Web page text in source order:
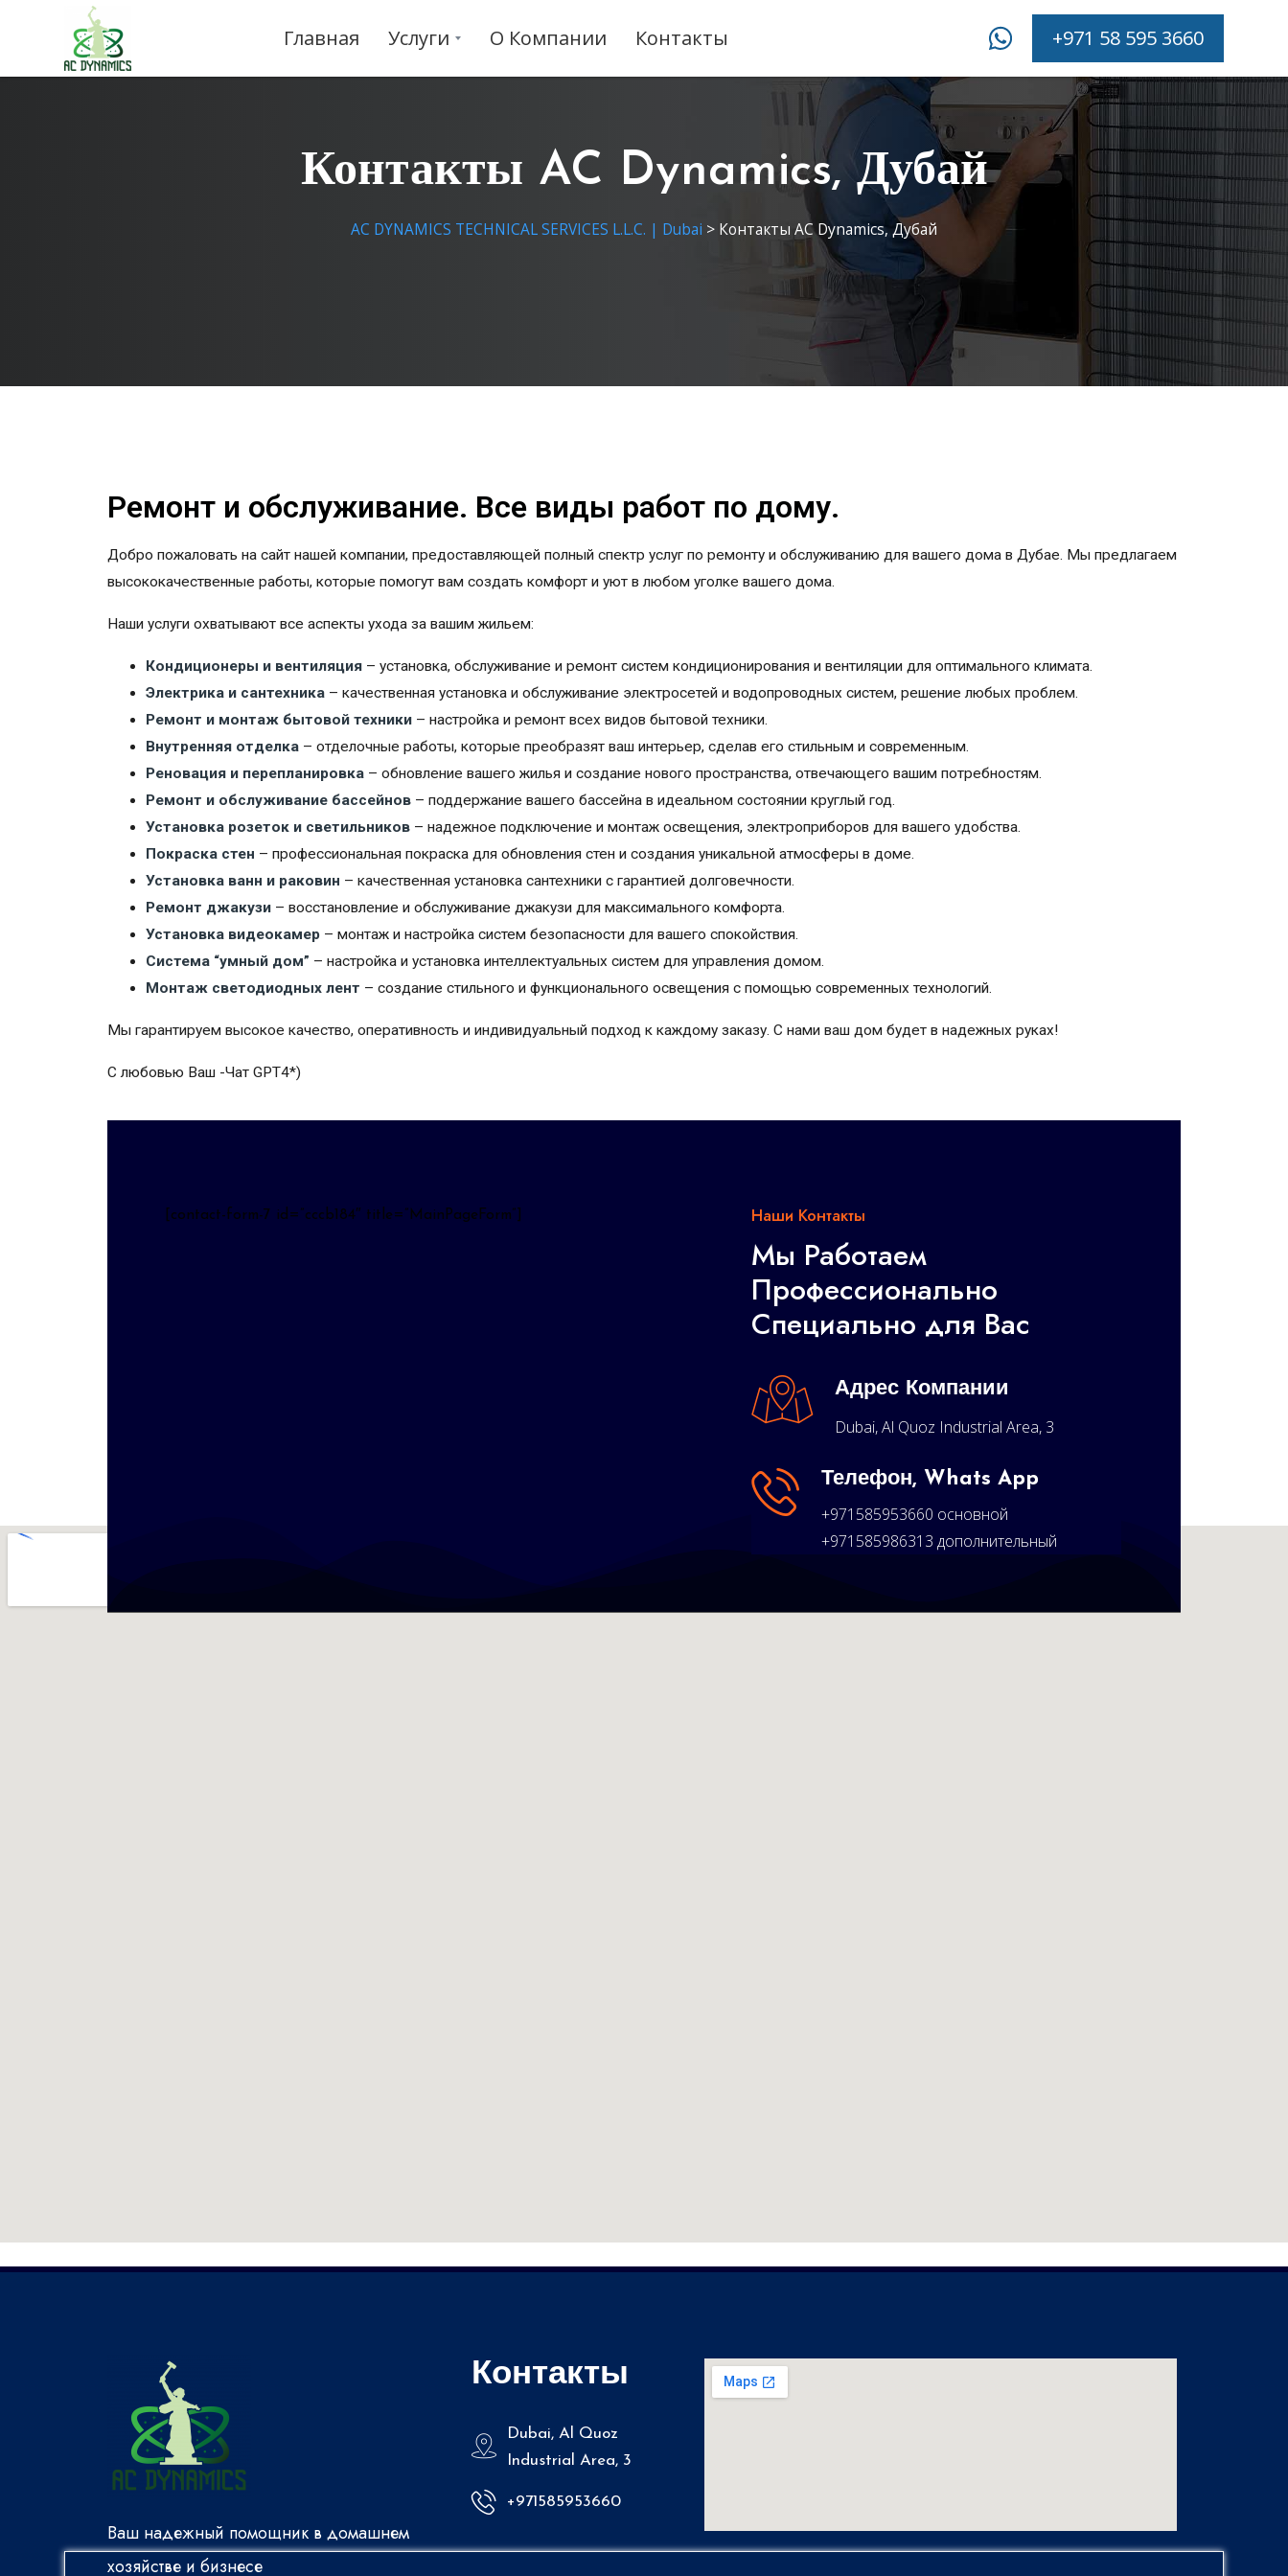
Главная Услуги О Компании Контакты +971 58 595 3660
Контакты AC Dynamics, Дубай
AC DYNAMICS TECHNICAL SERVICES L.L.C. | Dubai > Контакты AC Dynamics, Дубай
Ремонт и обслуживание. Все виды работ по дому.
Добро пожаловать на сайт нашей компании, предоставляющей полный спектр услуг по ремонту и обслуживанию для вашего дома в Дубае. Мы предлагаем
высококачественные работы, которые помогут вам создать комфорт и уют в любом уголке вашего дома.
Наши услуги охватывают все аспекты ухода за вашим жильем:
Кондиционеры и вентиляция – установка, обслуживание и ремонт систем кондиционирования и вентиляции для оптимального климата.
Электрика и сантехника – качественная установка и обслуживание электросетей и водопроводных систем, решение любых проблем.
Ремонт и монтаж бытовой техники – настройка и ремонт всех видов бытовой техники.
Внутренняя отделка – отделочные работы, которые преобразят ваш интерьер, сделав его стильным и современным.
Реновация и перепланировка – обновление вашего жилья и создание нового пространства, отвечающего вашим потребностям.
Ремонт и обслуживание бассейнов – поддержание вашего бассейна в идеальном состоянии круглый год.
Установка розеток и светильников – надежное подключение и монтаж освещения, электроприборов для вашего удобства.
Покраска стен – профессиональная покраска для обновления стен и создания уникальной атмосферы в доме.
Установка ванн и раковин – качественная установка сантехники с гарантией долговечности.
Ремонт джакузи – восстановление и обслуживание джакузи для максимального комфорта.
Установка видеокамер – монтаж и настройка систем безопасности для вашего спокойствия.
Система “умный дом” – настройка и установка интеллектуальных систем для управления домом.
Монтаж светодиодных лент – создание стильного и функционального освещения с помощью современных технологий.
Мы гарантируем высокое качество, оперативность и индивидуальный подход к каждому заказу. С нами ваш дом будет в надежных руках!
С любовью Ваш -Чат GPT4*)
[contact-form-7 id=”cccb184″ title=”MainPageForm”] Наши Контакты
Мы Работаем
Профессионально
Специально для Вас
Адрес Компании
Dubai, Al Quoz Industrial Area, 3
Телефон, Whats App
+971585953660 основной
+971585986313 дополнительный
Ваш надежный помощник в домашнем
хозяйстве и бизнесе
Контакты
Dubai, Al Quoz
Industrial Area, 3
+971585953660